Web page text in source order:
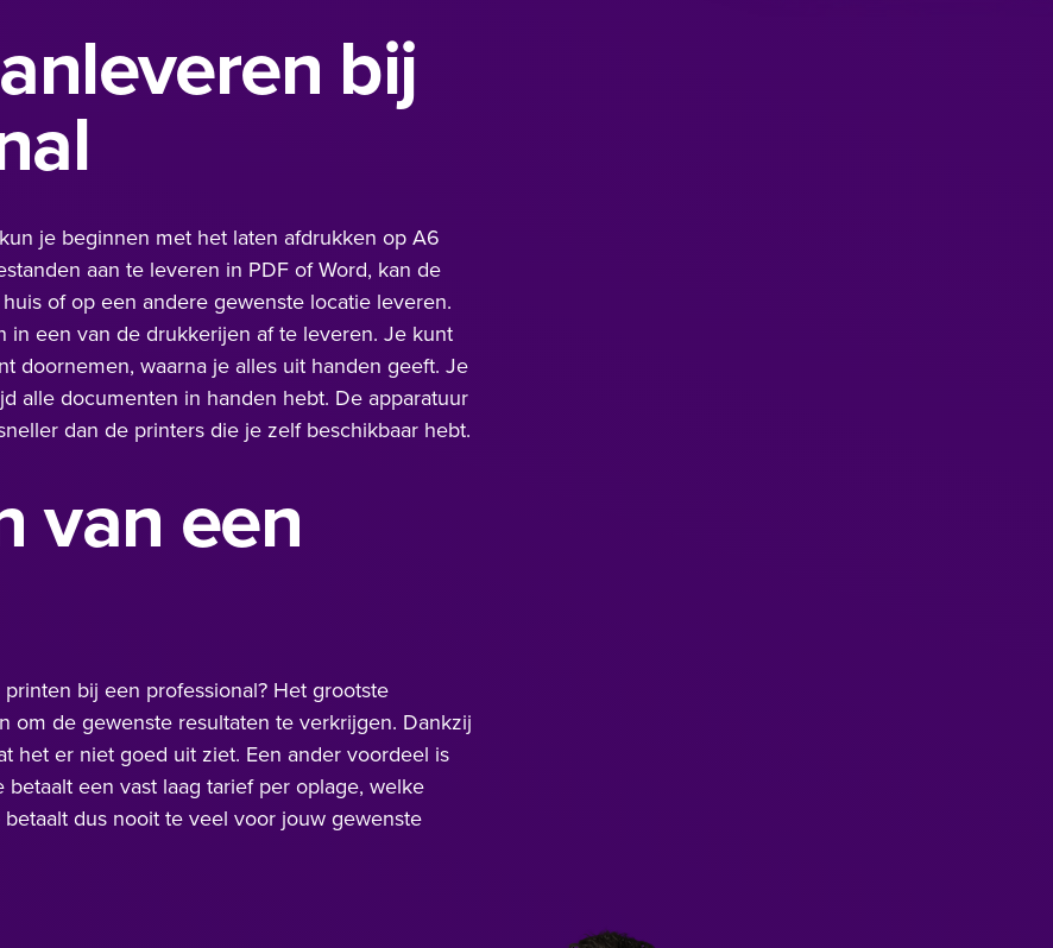
bij
je beginnen met het laten afdrukken op A6
aan te leveren in PDF of Word, kan de
of op een andere gewenste locatie leveren.
een van de drukkerijen af te leveren. Je kunt
doornemen, waarna je alles uit handen geeft. Je
alle documenten in handen hebt. De apparatuur
dan de printers die je zelf beschikbaar hebt.
van een
bij een professional? Het grootste
om de gewenste resultaten te verkrijgen. Dankzij
het er niet goed uit ziet. Een ander voordeel is
een vast laag tarief per oplage, welke
dus nooit te veel voor jouw gewenste